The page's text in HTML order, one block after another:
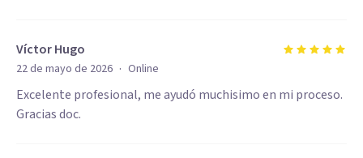
Víctor Hugo
22 de mayo de 2026 · Online
Excelente profesional, me ayudó muchisimo en mi proceso.
Gracias doc.